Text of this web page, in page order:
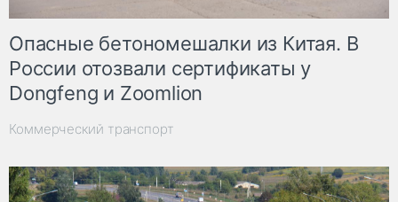
Опасные бетономешалки из Китая. В
России отозвали сертификаты у
Dongfeng и Zoomlion
Коммерческий транспорт